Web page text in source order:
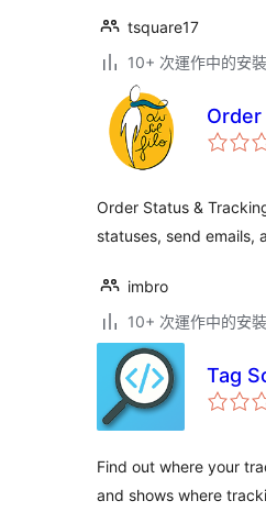
tsquare17
10+ 次運作中的安裝
Order Status &
statuses, send emails,
imbro
10+ 次運作中的安裝
Tag
Find out where your
and shows where